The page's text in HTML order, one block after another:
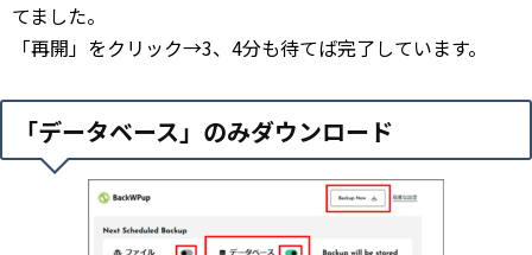
てました。
「再開」をクリック→3、4分も待てば完了しています。
「データベース」のみダウンロード